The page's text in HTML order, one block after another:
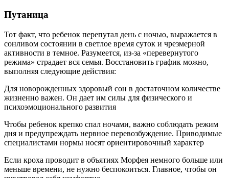
Путаница
Тот факт, что ребенок перепутал день с ночью, выражается в
сонливом состоянии в светлое время суток и чрезмерной
активности в темное. Разумеется, из-за «перевернутого
режима» страдает вся семья. Восстановить график можно,
выполняя следующие действия:
Для новорожденных здоровый сон в достаточном количестве
жизненно важен. Он дает им силы для физического и
психоэмоционального развития
Чтобы ребенок крепко спал ночами, важно соблюдать режим
дня и предупреждать нервное перевозбуждение. Приводимые
специалистами нормы носят ориентировочный характер
Если кроха проводит в объятиях Морфея немного больше или
меньше времени, не нужно беспокоиться. Главное, чтобы он